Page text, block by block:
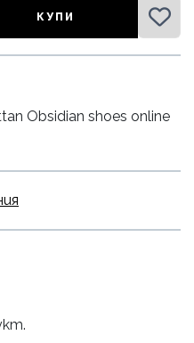
КУПИ
Obsidian shoes online